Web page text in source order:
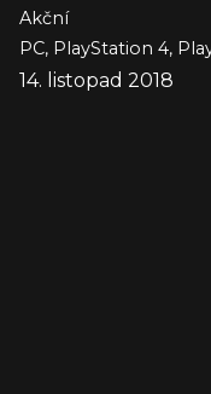
Akční
PC, PlayStation 4,
14. listopad 2018